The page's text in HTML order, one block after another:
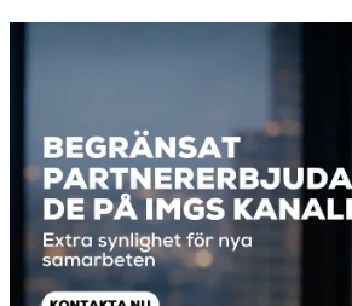
Nordec levererar stommen till
Hitachi Energys utbyggnad i...
2026-07-17